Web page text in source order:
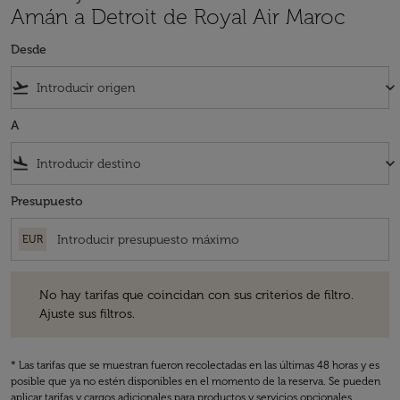
Amán a Detroit de Royal Air Maroc
Desde
flight_takeoff keyboard_arrow_down
A
flight_land keyboard_arrow_down
Presupuesto
EUR
No hay tarifas que coincidan con sus criterios de filtro.
Ajuste sus filtros.
* Las tarifas que se muestran fueron recolectadas en las últimas 48 horas y es
posible que ya no estén disponibles en el momento de la reserva. Se pueden
aplicar tarifas y cargos adicionales para productos y servicios opcionales.